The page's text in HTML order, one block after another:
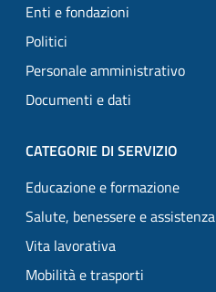
Enti e fondazioni
Politici
Personale amministrativo
Documenti e dati
CATEGORIE DI SERVIZIO
Educazione e formazione
Salute, benessere e assistenza
Vita lavorativa
Mobilità e trasporti